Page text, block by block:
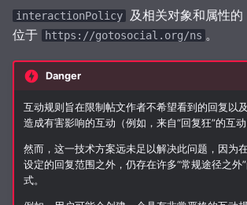
索自定义 CSS（进阶）
迁移
从以前的实例导入帖文
反向代理 Caddy
数据库
账户
媒体
缓存
健康检查
追踪
域名屏蔽
Robots.txt
GtS CLI 工具
默认的 interactionPolicy
canReply
canAnnounce
请求限流
interactionPolicy 及相关对象和属性的
位于
https://gotosocial.org/ns 。
Danger
互动规则旨在限制帖文作者不希望看到的回复以
造成有害影响的互动（例如，来自“回复狂”的互动
然而，这一技术方案远未足以解决此问题，因为
设定的回复范围之外，仍存在许多“常规途径之外
式。